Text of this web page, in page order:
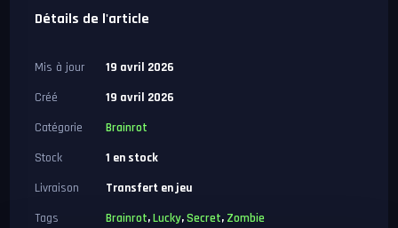
Détails de l'article
Mis à jour
19 avril 2026
Créé
19 avril 2026
Catégorie
Brainrot
Stock
1 en stock
Livraison
Transfert en jeu
Tags
Brainrot,Lucky,Secret, Zombie